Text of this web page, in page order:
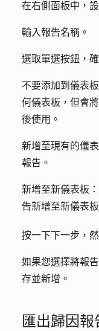
在右側面板中，
輸入報告名稱 。
選取單選按鈕 ，
不要添加到儀表板
何儀表板，但會
後使用。
新增至現有的儀表
報告。
新增至新儀表板：
告新增至新儀表板
按一下下一步 ，
如果您選擇將報
存並新增 。
匯出歸因報